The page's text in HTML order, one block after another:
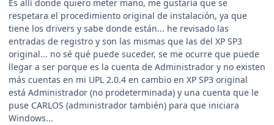
Es allí donde quiero meter mano, me gustaría que se
respetara el procedimiento original de instalación, ya que
tiene los drivers y sabe donde están... he revisado las
entradas de registro y son las mismas que las del XP SP3
original... no sé qué puede suceder, se me ocurre que puede
llegar a ser porque es la cuenta de Administrador y no existen
más cuentas en mi UPL 2.0.4 en cambio en XP SP3 original
está Administrador (no prodeterminada) y una cuenta que le
puse CARLOS (administrador también) para que iniciara
Windows...